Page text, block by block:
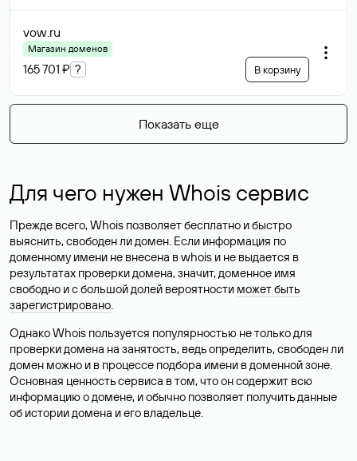
vow.ru
Магазин доменов
165 701 ₽ ? В корзину
Показать еще
Для чего нужен Whois сервис
Прежде всего, Whois позволяет бесплатно и быстро
выяснить, свободен ли домен. Если информация по
доменному имени не внесена в whois и не выдается в
результатах проверки домена, значит, доменное имя
свободно и с большой долей вероятности может быть
зарегистрировано.
Однако Whois пользуется популярностью не только для
проверки домена на занятость, ведь определить, свободен ли
домен можно и в процессе подбора имени в доменной зоне.
Основная ценность сервиса в том, что он содержит всю
информацию о домене, и обычно позволяет получить данные
об истории домена и его владельце.